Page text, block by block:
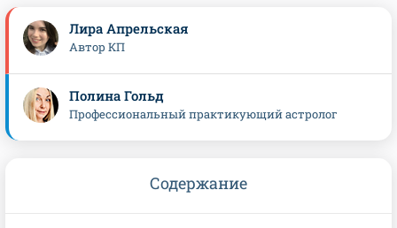
Лира Апрельская
Автор КП
Полина Гольд
Профессиональный практикующий астролог
Содержание